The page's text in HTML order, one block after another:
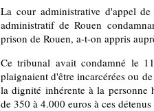
La cour administrative d'appel
administratif de Rouen
prison de Rouen, a-t-on appris
Ce tribunal avait condamné le
plaignaient d'être incarcérées ou
la dignité inhérente à la personne
de 350 à 4.000 euros à ces